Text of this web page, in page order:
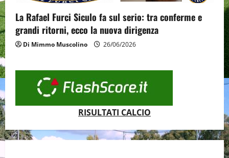
La Rafael Furci Siculo fa sul serio: tra conferme e
grandi ritorni, ecco la nuova dirigenza
Di Mimmo Muscolino 26/06/2026
RISULTATI CALCIO